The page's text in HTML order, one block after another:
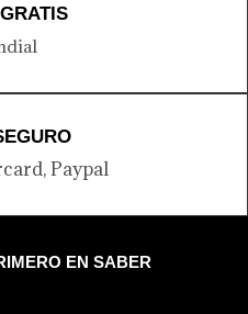
Paypal
EN SABER